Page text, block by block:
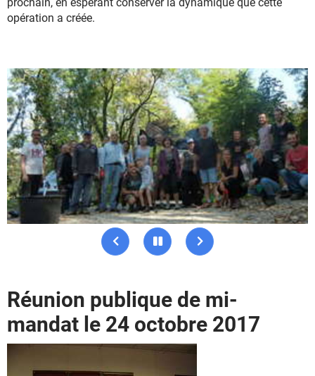
prochain, en espérant conserver la dynamique que cette
opération a créée.
PrécédentPause Suivant
Réunion publique de mi-
mandat le 24 octobre 2017